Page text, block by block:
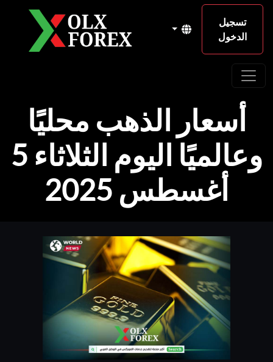
تسجيل
الدخول
أسعار الذهب محليًا
وعالميًا اليوم الثلاثاء 5
أغسطس 2025